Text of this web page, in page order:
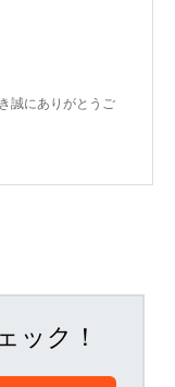
誠にありがとうご
ック！